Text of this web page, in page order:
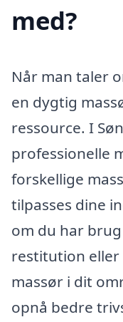
med?
Når man taler
en dygtig
ressource. I
professionelle
forskellige
tilpasses dine
om du har
restitution eller
massør i dit
opnå bedre